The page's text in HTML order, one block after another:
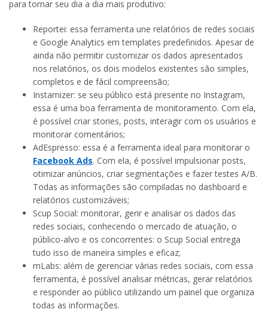
para tornar seu dia a dia mais produtivo:
Reportei: essa ferramenta une relatórios de redes sociais
e Google Analytics em templates predefinidos. Apesar de
ainda não permitir customizar os dados apresentados
nos relatórios, os dois modelos existentes são simples,
completos e de fácil compreensão;
Instamizer: se seu público está presente no Instagram,
essa é uma boa ferramenta de monitoramento. Com ela,
é possível criar stories, posts, interagir com os usuários e
monitorar comentários;
AdEspresso: essa é a ferramenta ideal para monitorar o
Facebook Ads. Com ela, é possível impulsionar posts,
otimizar anúncios, criar segmentações e fazer testes A/B.
Todas as informações são compiladas no dashboard e
relatórios customizáveis;
Scup Social: monitorar, gerir e analisar os dados das
redes sociais, conhecendo o mercado de atuação, o
público-alvo e os concorrentes: o Scup Social entrega
tudo isso de maneira simples e eficaz;
mLabs: além de gerenciar várias redes sociais, com essa
ferramenta, é possível analisar métricas, gerar relatórios
e responder ao público utilizando um painel que organiza
todas as informações.